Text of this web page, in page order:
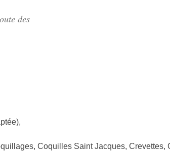
des
,
Coquilles Saint Jacques, Crevettes,